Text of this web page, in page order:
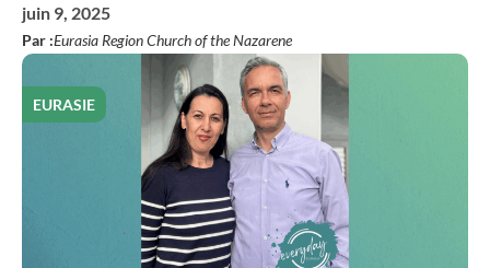
juin 9, 2025
Par :Eurasia Region Church of the Nazarene
EURASIE